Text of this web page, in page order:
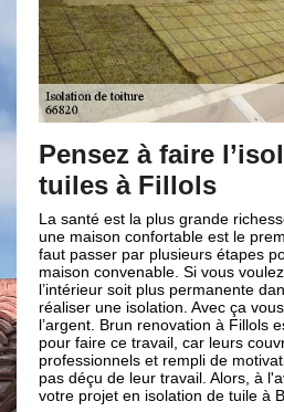
de vos
au monde. Vivre dans
pas vers la santé. Il
pouvoir jouir d’une
que la température à
le 66820, il faut
pourrez économiser de
est l’entreprise idéale
sont
vous ne serez donc
penser à confier
Brun renovation.
Brun
Une
plafond, des
pour objectif
nécessaire
pour votre
l’isolation
celle-ci soit
appel à un
renovation
bien aux